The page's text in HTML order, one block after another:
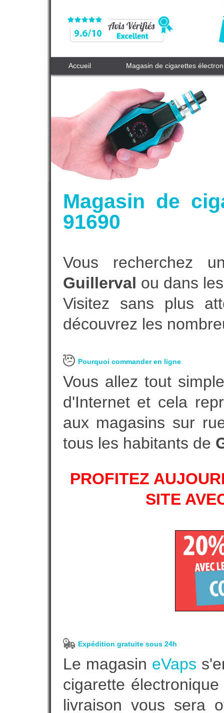
Accueil Magasin de cigarettes
Magasin de
91690
Vous recherchez
Guillerval ou dans
Visitez sans plus
découvrez les
Pourquoi commander en ligne
Vous allez tout
d'Internet et cela
aux magasins sur
tous les habitants de
PROFITEZ
SITE
Expédition gratuite sous 24h
Le magasin eVaps
cigarette
livraison vous sera